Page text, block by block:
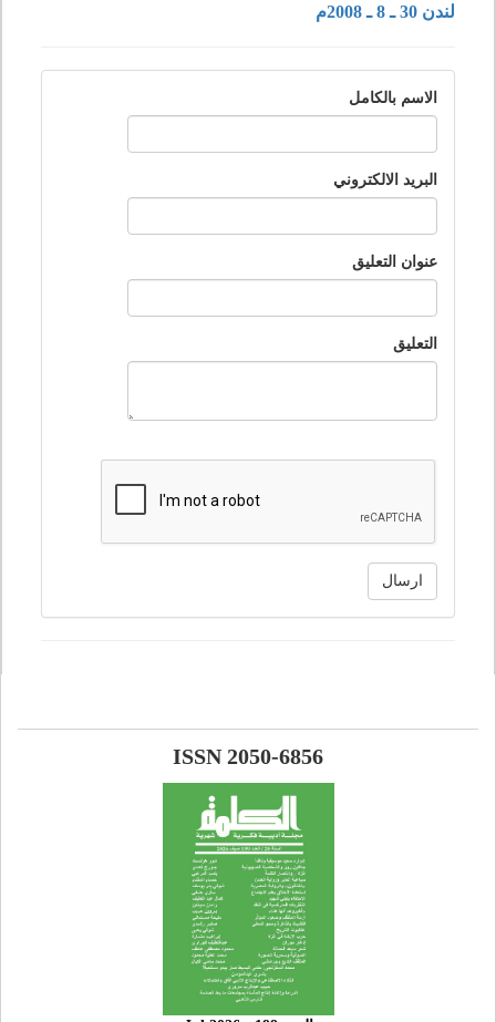
لندن 30 ـ 8 ـ 2008م
الاسم بالكامل
البريد الالكتروني
عنوان التعليق
التعليق
ارسال
ISSN 2050-6856